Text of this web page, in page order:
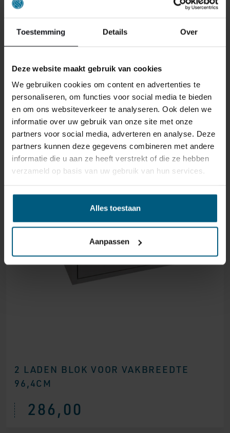
Toestemming Details Over
Deze website maakt gebruik van cookies
We gebruiken cookies om content en advertenties te
personaliseren, om functies voor social media te bieden
en om ons websiteverkeer te analyseren. Ook delen we
informatie over uw gebruik van onze site met onze
partners voor social media, adverteren en analyse. Deze
partners kunnen deze gegevens combineren met andere
informatie die u aan ze heeft verstrekt of die ze hebben
verzameld op basis van uw gebruik van hun services.
Alles toestaan
Aanpassen
2 LADEN BLOK VOOR VAKBREEDTE
96,4CM
286,00